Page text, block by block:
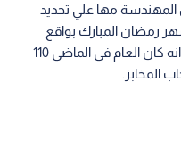
المهندسة مها علي تحديد
رمضان المبارك بواقع
دينار لكل كيلو غرام للحجم الكبير، علما انه كان العام في الماضي 110
المخابز.